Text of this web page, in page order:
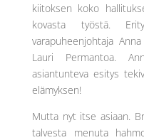
kiitoksen koko
kovasta työstä.
varapuheenjohtaja
Lauri Permantoa.
asiantunteva esitys
elämyksen!
Mutta nyt itse asiaan.
talvesta menuta